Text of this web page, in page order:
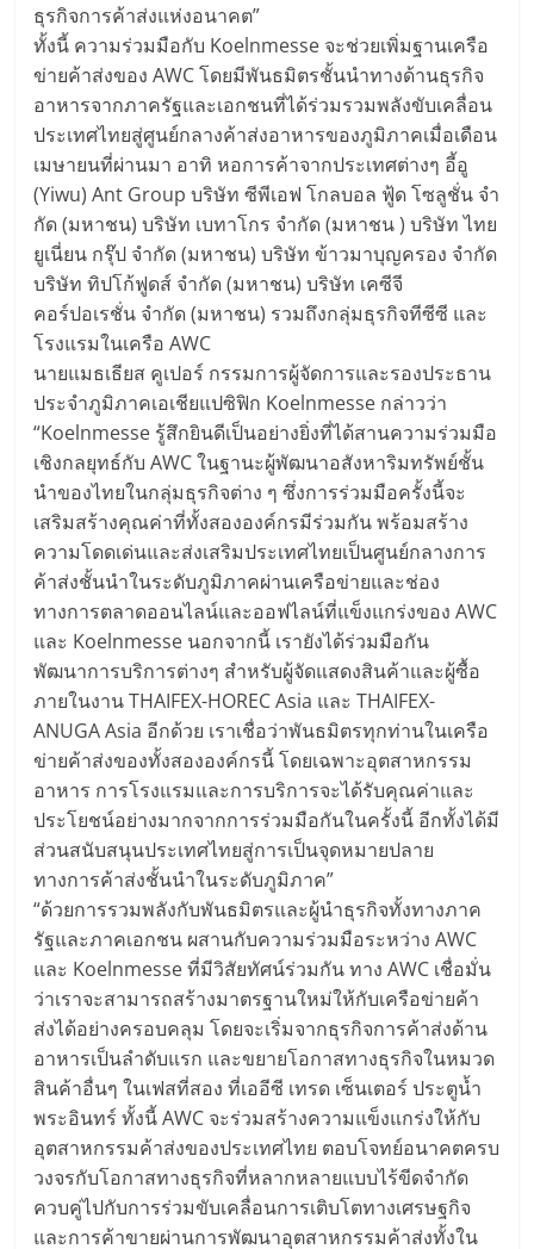
ธุรกิจการค้าส่งแห่งอนาคต”
ทั้งนี้ ความร่วมมือกับ Koelnmesse จะช่วยเพิ่มฐานเครือ
ข่ายค้าส่งของ AWC โดยมีพันธมิตรชั้นนำทางด้านธุรกิจ
อาหารจากภาครัฐและเอกชนที่ได้ร่วมรวมพลังขับเคลื่อน
ประเทศไทยสู่ศูนย์กลางค้าส่งอาหารของภูมิภาคเมื่อเดือน
เมษายนที่ผ่านมา อาทิ หอการค้าจากประเทศต่างๆ อี้อู
(Yiwu) Ant Group บริษัท ซีพีเอฟ โกลบอล ฟู้ด โซลูชั่น จํา
กัด (มหาชน) บริษัท เบทาโกร จํากัด (มหาชน ) บริษัท ไทย
ยูเนี่ยน กรุ๊ป จำกัด (มหาชน) บริษัท ข้าวมาบุญครอง จำกัด
บริษัท ทิปโก้ฟูดส์ จำกัด (มหาชน) บริษัท เคซีจี
คอร์ปอเรชั่น จำกัด (มหาชน) รวมถึงกลุ่มธุรกิจทีซีซี และ
โรงแรมในเครือ AWC
นายแมธเธียส คูเปอร์ กรรมการผู้จัดการและรองประธาน
ประจำภูมิภาคเอเชียแปซิฟิก Koelnmesse กล่าวว่า
“Koelnmesse รู้สึกยินดีเป็นอย่างยิ่งที่ได้สานความร่วมมือ
เชิงกลยุทธ์กับ AWC ในฐานะผู้พัฒนาอสังหาริมทรัพย์ชั้น
นำของไทยในกลุ่มธุรกิจต่าง ๆ ซึ่งการร่วมมือครั้งนี้จะ
เสริมสร้างคุณค่าที่ทั้งสององค์กรมีร่วมกัน พร้อมสร้าง
ความโดดเด่นและส่งเสริมประเทศไทยเป็นศูนย์กลางการ
ค้าส่งชั้นนําในระดับภูมิภาคผ่านเครือข่ายและช่อง
ทางการตลาดออนไลน์และออฟไลน์ที่แข็งแกร่งของ AWC
และ Koelnmesse นอกจากนี้ เรายังได้ร่วมมือกัน
พัฒนาการบริการต่างๆ สําหรับผู้จัดแสดงสินค้าและผู้ซื้อ
ภายในงาน THAIFEX-HOREC Asia และ THAIFEX-
ANUGA Asia อีกด้วย เราเชื่อว่าพันธมิตรทุกท่านในเครือ
ข่ายค้าส่งของทั้งสององค์กรนี้ โดยเฉพาะอุตสาหกรรม
อาหาร การโรงแรมและการบริการจะได้รับคุณค่าและ
ประโยชน์อย่างมากจากการร่วมมือกันในครั้งนี้ อีกทั้งได้มี
ส่วนสนับสนุนประเทศไทยสู่การเป็นจุดหมายปลาย
ทางการค้าส่งชั้นนําในระดับภูมิภาค”
“ด้วยการรวมพลังกับพันธมิตรและผู้นำธุรกิจทั้งทางภาค
รัฐและภาคเอกชน ผสานกับความร่วมมือระหว่าง AWC
และ Koelnmesse ที่มีวิสัยทัศน์ร่วมกัน ทาง AWC เชื่อมั่น
ว่าเราจะสามารถสร้างมาตรฐานใหม่ให้กับเครือข่ายค้า
ส่งได้อย่างครอบคลุม โดยจะเริ่มจากธุรกิจการค้าส่งด้าน
อาหารเป็นลำดับแรก และขยายโอกาสทางธุรกิจในหมวด
สินค้าอื่นๆ ในเฟสที่สอง ที่เออีซี เทรด เซ็นเตอร์ ประตูน้ำ
พระอินทร์ ทั้งนี้ AWC จะร่วมสร้างความแข็งแกร่งให้กับ
อุตสาหกรรมค้าส่งของประเทศไทย ตอบโจทย์อนาคตครบ
วงจรกับโอกาสทางธุรกิจที่หลากหลายแบบไร้ขีดจำกัด
ควบคู่ไปกับการร่วมขับเคลื่อนการเติบโตทางเศรษฐกิจ
และการค้าขายผ่านการพัฒนาอุตสาหกรรมค้าส่งทั้งใน